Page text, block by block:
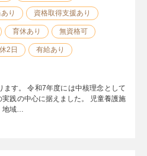
り 資格取得支援あり
育休あり 無資格可
2日 有給あり
ます。 令和7年度には中核理念として
実践の中心に据えました。 児童養護施
地域…